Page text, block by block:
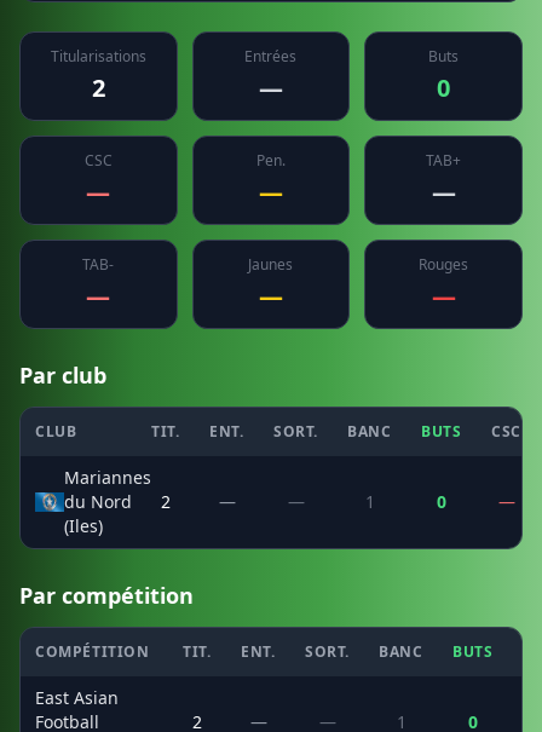
Titularisations
2
Entrées
—
Buts
0
CSC
—
Pen.
—
TAB+
—
TAB-
—
Jaunes
—
Rouges
—
Par club
CLUB TIT. ENT. SORT. BANC BUTS CSC
Mariannes
du Nord
(Iles)
2 — — 1 0 —
Par compétition
COMPÉTITION TIT. ENT. SORT. BANC BUTS
East Asian
Football
2 — — 1 0